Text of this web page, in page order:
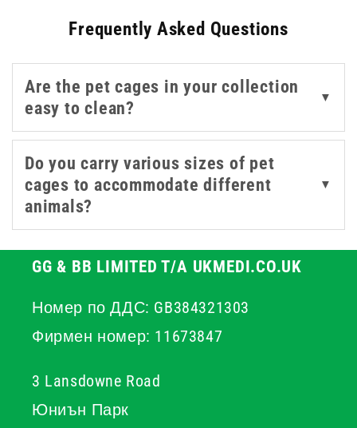
storage when not in use. For veterinary practices or
pets to rest. Selecting a suitably sized model helps
reduce stress and promotes a quicker recovery for your
animals by providing a familiar and protected area.
Frequently Asked Questions
Are the pet cages in your collection
easy to clean?
▼
Do you carry various sizes of pet
cages to accommodate different
animals?
▼
GG & BB LIMITED T/A UKMEDI.CO.UK
Номер по ДДС: GB384321303
Фирмен номер: 11673847
3 Lansdowne Road
Юниън Парк